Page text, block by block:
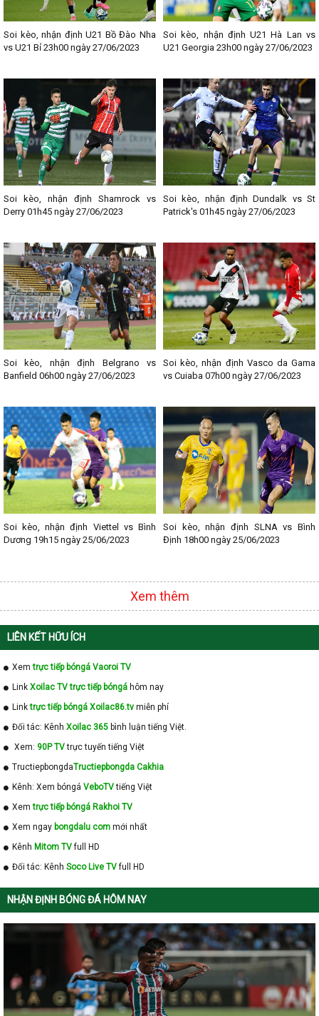
Soi kèo, nhận định U21 Bồ Đào Nha
vs U21 Bỉ 23h00 ngày 27/06/2023
Soi kèo, nhận định U21 Hà Lan vs
U21 Georgia 23h00 ngày 27/06/2023
Soi kèo, nhận định Shamrock vs
Derry 01h45 ngày 27/06/2023
Soi kèo, nhận định Dundalk vs St
Patrick's 01h45 ngày 27/06/2023
Soi kèo, nhận định Belgrano vs
Banfield 06h00 ngày 27/06/2023
Soi kèo, nhận định Vasco da Gama
vs Cuiaba 07h00 ngày 27/06/2023
Soi kèo, nhận định Viettel vs Bình
Dương 19h15 ngày 25/06/2023
Soi kèo, nhận định SLNA vs Bình
Định 18h00 ngày 25/06/2023
Xem thêm
LIÊN KẾT HỮU ÍCH
Xemtrực tiếp bóngá Vaoroi TV
Link Xoilac TV trực tiếp bóngá hôm nay
Linktrực tiếp bóngá Xoilac86.tv miễn phí
Đối tác: Kênh Xoilac 365 bình luận tiếng Việt.
Xem: 90P TVtrực tuyến tiếng Việt
TructiepbongdaTructiepbongda Cakhia
Kênh: Xem bóngá VeboTVtiếng Việt
Xemtrực tiếp bóngá Rakhoi TV
Xem ngay bongdalu com mới nhất
Kênh Mitom TVfull HD
Đối tác: Kênh Soco Live TVfull HD
NHẬN ĐỊNH BÓNG ĐÁ HÔM NAY